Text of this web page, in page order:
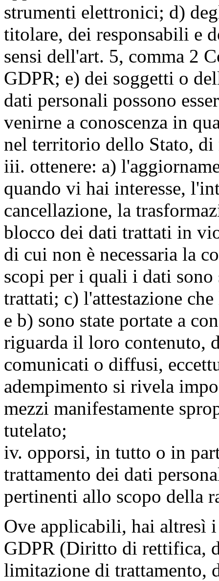
strumenti elettronici; d)
titolare, dei responsabili e
sensi dell'art. 5, comma 2
GDPR; e) dei soggetti o
dati personali possono
venirne a conoscenza in
nel territorio dello Stato,
iii. ottenere: a)
quando vi hai interesse,
cancellazione, la
blocco dei dati trattati in
di cui non è necessaria la
scopi per i quali i dati sono
trattati; c) l'attestazione
e b) sono state portate a
riguarda il loro contenuto,
comunicati o diffusi,
adempimento si rivela
mezzi manifestamente
tutelato;
iv. opporsi, in tutto o in
trattamento dei dati
pertinenti allo scopo della
Ove applicabili, hai
GDPR (Diritto di rettifica,
limitazione di trattamento,